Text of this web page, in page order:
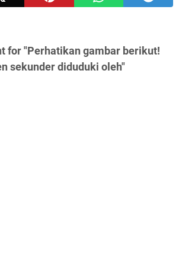
for "Perhatikan gambar berikut!
sekunder diduduki oleh"